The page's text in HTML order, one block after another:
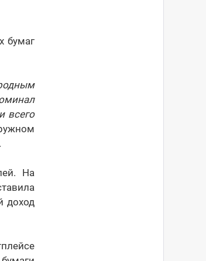
бумаг
всего
На
доход